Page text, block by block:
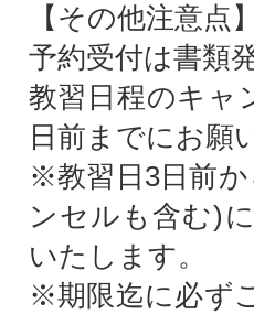
【その他注意点】
予約受付は書類
教習日程のキャ
日前までにお願
※教習日3日前
ンセルも含む)
いたします。
※期限迄に必ず